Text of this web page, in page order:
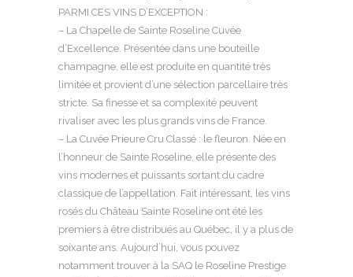
PARMI CES VINS D’EXCEPTION :
– La Chapelle de Sainte Roseline Cuvée
d’Excellence. Présentée dans une bouteille
champagne, elle est produite en quantité très
limitée et provient d’une sélection parcellaire très
stricte. Sa finesse et sa complexité peuvent
rivaliser avec les plus grands vins de France.
– La Cuvée Prieure Cru Classé : le fleuron. Née en
l’honneur de Sainte Roseline, elle présente des
vins modernes et puissants sortant du cadre
classique de l’appellation. Fait intéressant, les vins
rosés du Château Sainte Roseline ont été les
premiers à être distribués au Québec, il y a plus de
soixante ans. Aujourd’hui, vous pouvez
notamment trouver à la SAQ le Roseline Prestige